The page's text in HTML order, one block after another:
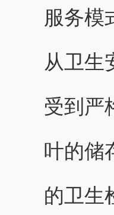
服务模
从卫生
受到严
叶的储
的卫生